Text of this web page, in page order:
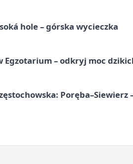
hole – górska wycieczka
Egzotarium – odkryj moc
Poręba–Siewierz